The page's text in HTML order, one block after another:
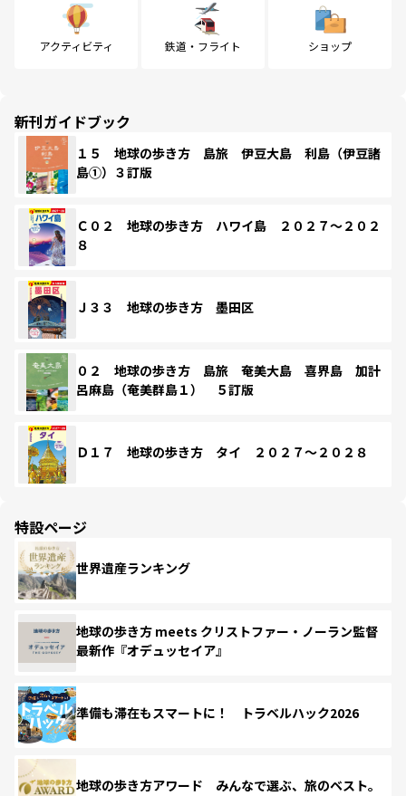
アクティビティ 鉄道・フライト ショップ
新刊ガイドブック
１５ 地球の歩き方 島旅 伊豆大島 利島（伊豆諸
島①）３訂版
Ｃ０２ 地球の歩き方 ハワイ島 ２０２７～２０２
８
Ｊ３３ 地球の歩き方 墨田区
０２ 地球の歩き方 島旅 奄美大島 喜界島 加計
呂麻島（奄美群島１） ５訂版
Ｄ１７ 地球の歩き方 タイ ２０２７～２０２８
特設ページ
世界遺産ランキング
地球の歩き方 meets クリストファー・ノーラン監督
最新作『オデュッセイア』
準備も滞在もスマートに！ トラベルハック2026
地球の歩き方アワード みんなで選ぶ、旅のベスト。